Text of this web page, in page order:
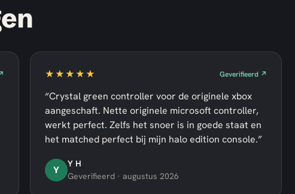
★★★★★ Geverifieerd ↗
“Crystal green controller voor de originele xbox
aangeschaft. Nette originele microsoft controller,
werkt perfect. Zelfs het snoer is in goede staat en
het matched perfect bij mijn halo edition console.”
Y
Y H
Geverifieerd · augustus 2026